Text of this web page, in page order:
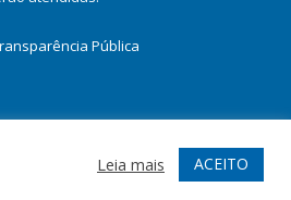
Pública
Acessar Webmail
Leia mais
ACEITO